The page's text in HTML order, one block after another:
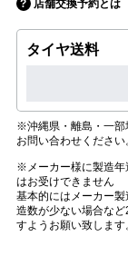
店舗交換予約とは
タイヤ送料
※沖縄県・離島・一部
お問い合わせください
※メーカー様に製造年
はお受けできません
基本的にはメーカー
造数が少ない場合な
すようお願い致します